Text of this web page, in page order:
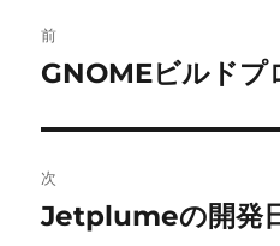
稿
ビ
ゲ
前
前
投
稿:
GNOMEビルドプ
次
次
Jetplumeの開発